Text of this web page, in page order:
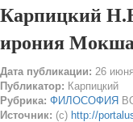
Карпицкий
ирония
Дата публикации: 26
Публикатор: Карпицкий
Рубрика: ФИЛОСОФИЯ
Источник: (c) http://